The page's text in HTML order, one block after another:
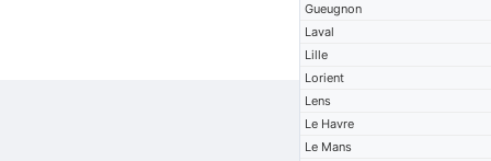
Gueugnon
Laval
Lille
Lorient
Lens
Le Havre
Le Mans